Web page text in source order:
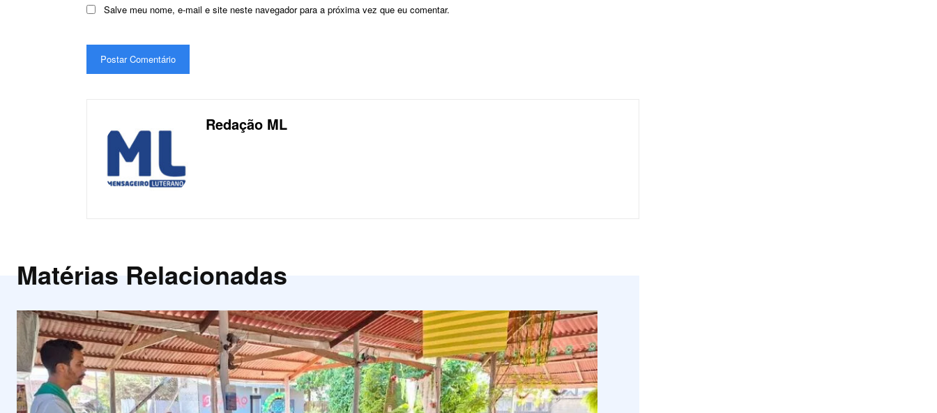
Salve meu nome, e-mail e site neste navegador para a próxima vez que eu comentar.
Redação ML
Matérias Relacionadas